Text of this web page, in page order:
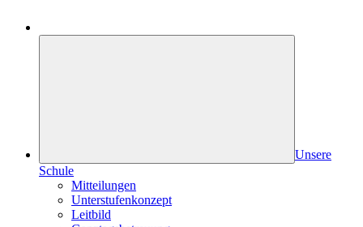
Unsere
Schule
Mitteilungen
Unterstufenkonzept
Leitbild